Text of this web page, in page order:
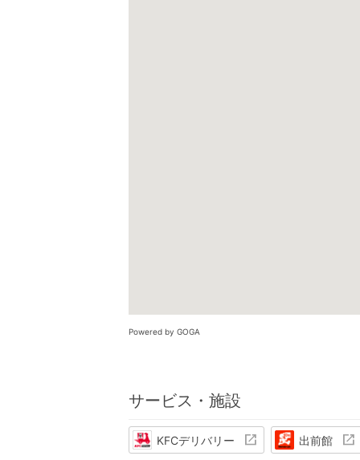
Powered by GOGA
サービス・施設
KFCデリバリー 出前館